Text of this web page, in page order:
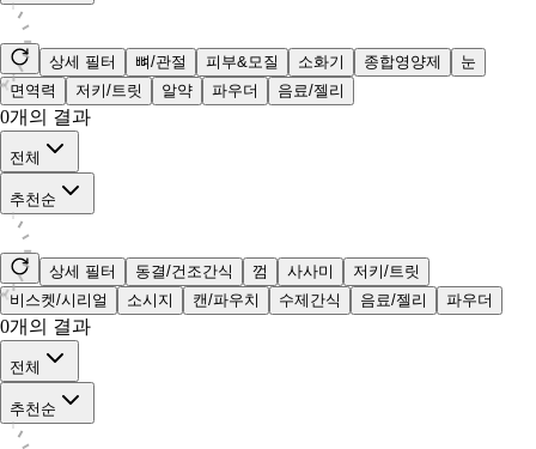
상세 필터 뼈/관절 피부&모질 소화기 종합영양제
눈
면역력
저키/트릿 알약 파우더 음료/젤리
0개의 결과
전체
추천순
상세 필터 동결/건조간식 껌 사사미
저키/트릿
비스켓/시리얼
소시지 캔/파우치 수제간식 음료/젤리 파우더
0개의 결과
전체
추천순